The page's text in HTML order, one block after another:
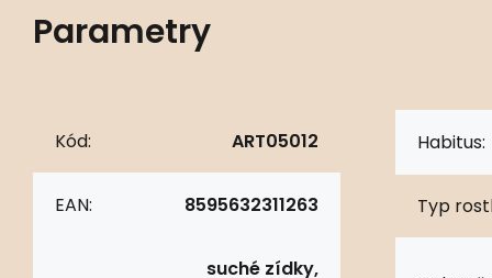
Parametry
Kód: ART05012
EAN: 8595632311263
suché zídky,
Habitus:
Typ